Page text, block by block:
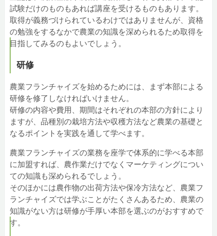
試験だけのものもあれば講座を受けるものもあります。
取得が義務づけられているわけではありませんが、資格
の勉強をするなかで農業の知識を深められるため取得を
目指してみるのもよいでしょう。
研修
農業フランチャイズを始めるためには、まず本部による
研修を修了しなければいけません。
研修の内容や費用、期間はそれぞれの本部の方針により
ますが、品種別の栽培方法や収穫方法など農業の基礎と
なるポイントを実践を通して学べます。
農業フランチャイズの業務を座学で体系的に学べる本部
に加盟すれば、農作業だけでなくマーケティングについ
ての知識も深められるでしょう。
そのほかには農作物の出荷方法や保冷方法など、農業フ
ランチャイズでは学ぶことがたくさんあるため、農業の
知識がない方は研修が手厚い本部を選ぶのがおすすめで
す。